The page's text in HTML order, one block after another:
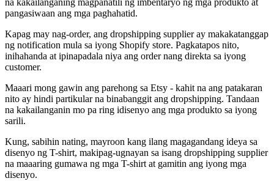
na kakailanganing magpanatili ng imbentaryo ng mga produkto at
pangasiwaan ang mga paghahatid.
Kapag may nag-order, ang dropshipping supplier ay makakatanggap
ng notification mula sa iyong Shopify store. Pagkatapos nito,
inihahanda at ipinapadala niya ang order nang direkta sa iyong
customer.
Maaari mong gawin ang parehong sa Etsy - kahit na ang patakaran
nito ay hindi partikular na binabanggit ang dropshipping. Tandaan
na kakailanganin mo pa ring idisenyo ang mga produkto sa iyong
sarili.
Kung, sabihin nating, mayroon kang ilang magagandang ideya sa
disenyo ng T-shirt, makipag-ugnayan sa isang dropshipping supplier
na maaaring gumawa ng mga T-shirt at gamitin ang iyong mga
disenyo.